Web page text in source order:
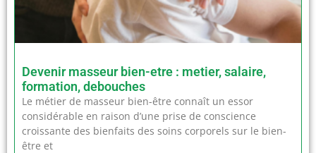
Devenir masseur bien-etre : metier, salaire,
formation, debouches
Le métier de masseur bien-être connaît un essor
considérable en raison d’une prise de conscience
croissante des bienfaits des soins corporels sur le bien-
être et